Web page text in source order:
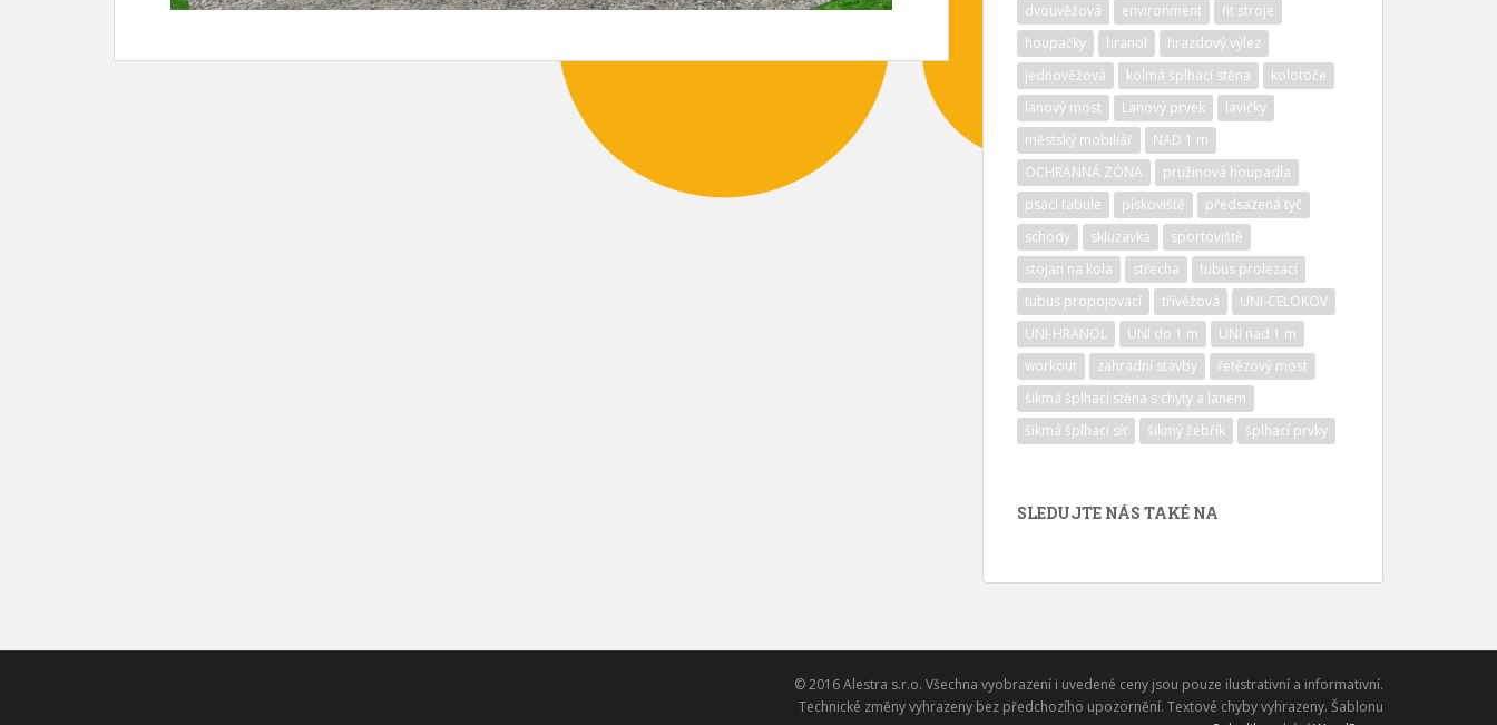
dvouvěžová
environment
fit stroje
houpačky
hranol
hrazdový výlez
jednověžová
kolmá šplhací stěna
kolotoče
lanový most
Lanový prvek
lavičky
městský mobiliář
NAD 1 m
OCHRANNÁ ZÓNA
pružinová houpadla
psací tabule
pískoviště
předsazená tyč
schody
skluzavka
sportoviště
stojan na kola
střecha
tubus prolezací
tubus propojovací
třívěžová
UNI-CELOKOV
UNI-HRANOL
UNI do 1 m
UNI nad 1 m
workout
zahradní stavby
řetězový most
šikmá šplhací stěna s chyty a lanem
šikmá šplhací síť
šikmý žebřík šplhací prvky
SLEDUJTE NÁS TAKÉ NA
© 2016 Alestra s.r.o. Všechna vyobrazení i uvedené ceny jsou pouze ilustrativní a informativní.
Technické změny vyhrazeny bez předchozího upozornění. Textové chyby vyhrazeny. Šablonu